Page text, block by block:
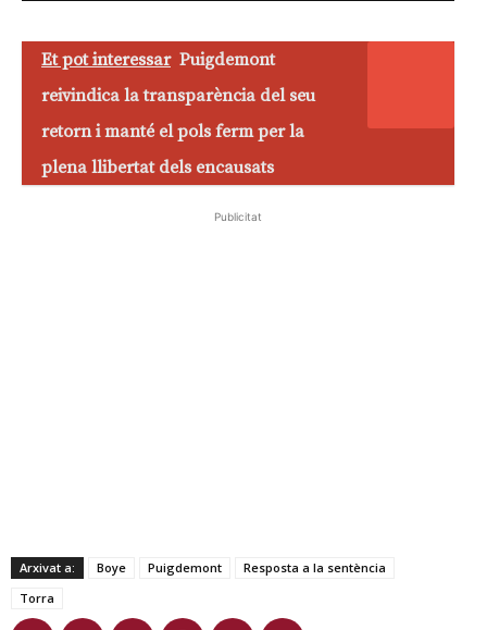
Et pot interessar Puigdemont
reivindica la transparència del seu
retorn i manté el pols ferm per la
plena llibertat dels encausats
Publicitat
Arxivat a: Boye Puigdemont
Resposta a la sentència
Torra